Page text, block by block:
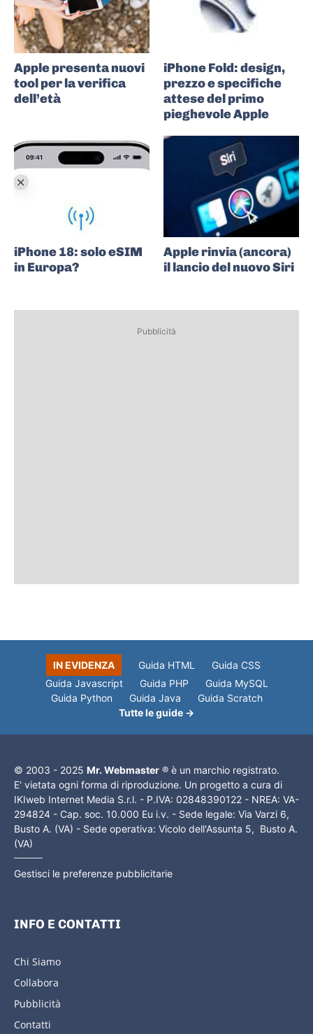
Apple presenta nuovi
tool per la verifica
dell’età
iPhone Fold: design,
prezzo e specifiche
attese del primo
pieghevole Apple
iPhone 18: solo eSIM
in Europa?
Apple rinvia (ancora)
il lancio del nuovo Siri
Pubblicità
IN EVIDENZA Guida HTML
Guida CSS
Guida Javascript
Guida PHP
Guida MySQL
Guida Python
Guida Java
Guida Scratch
Tutte le guide →
© 2003 - 2025 Mr. Webmaster ® è un marchio registrato.
E' vietata ogni forma di riproduzione. Un progetto a cura di
IKIweb Internet Media S.r.l. - P.IVA: 02848390122 - NREA: VA-
294824 - Cap. soc. 10.000 Eu i.v. - Sede legale: Via Varzi 6,
Busto A. (VA) - Sede operativa: Vicolo dell'Assunta 5, Busto A.
(VA)
Gestisci le preferenze pubblicitarie
INFO E CONTATTI
Chi Siamo
Collabora
Pubblicità
Contatti